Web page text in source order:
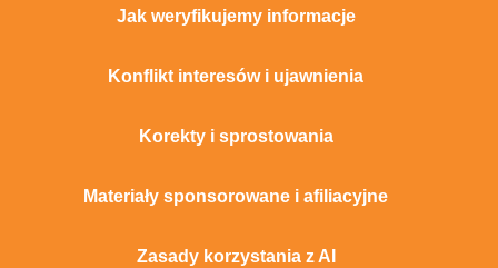
Jak weryfikujemy informacje
Konflikt interesów i ujawnienia
Korekty i sprostowania
Materiały sponsorowane i afiliacyjne
Zasady korzystania z AI